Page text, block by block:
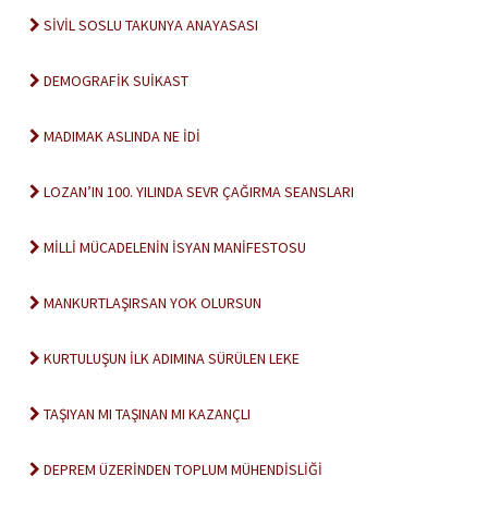
SİVİL SOSLU TAKUNYA ANAYASASI
DEMOGRAFİK SUİKAST
MADIMAK ASLINDA NE İDİ
LOZAN’IN 100. YILINDA SEVR ÇAĞIRMA SEANSLARI
MİLLİ MÜCADELENİN İSYAN MANİFESTOSU
MANKURTLAŞIRSAN YOK OLURSUN
KURTULUŞUN İLK ADIMINA SÜRÜLEN LEKE
TAŞIYAN MI TAŞINAN MI KAZANÇLI
DEPREM ÜZERİNDEN TOPLUM MÜHENDİSLİĞİ